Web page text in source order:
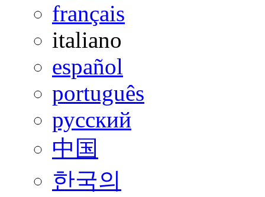
français
italiano
español
português
русский
中国
한국의